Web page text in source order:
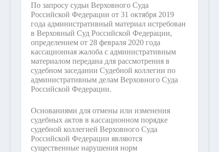
По запросу судьи Верховного Суда
Российской Федерации от 31 октября 2019
года административный материал истребован
в Верховный Суд Российской Федерации,
определением от 28 февраля 2020 года
кассационная жалоба с административным
материалом передана для рассмотрения в
судебном заседании Судебной коллегии по
административным делам Верховного Суда
Российской Федерации.
Основаниями для отмены или изменения
судебных актов в кассационном порядке
судебной коллегией Верховного Суда
Российской Федерации являются
существенные нарушения норм